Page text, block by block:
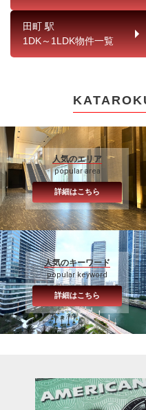
田町 駅
1DK～1LDK物件一覧
人気のエリア
popular area
詳細はこちら
人気のキーワード
popular keyword
詳細はこちら